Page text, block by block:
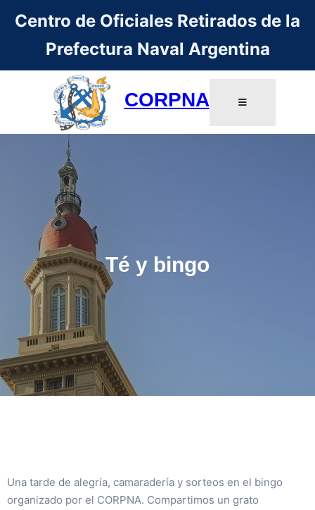
Centro de Oficiales Retirados de la
Prefectura Naval Argentina
CORPNA
Té y bingo
Una tarde de alegría, camaradería y sorteos en el bingo
organizado por el CORPNA. Compartimos un grato